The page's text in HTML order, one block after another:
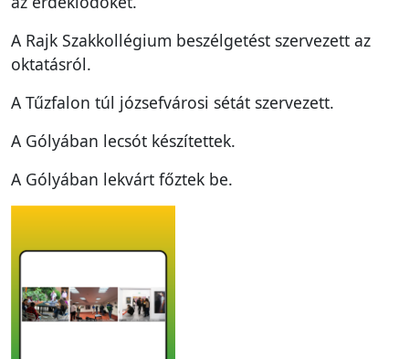
A Rajk Szakkollégium beszélgetést szervezett az
oktatásról.
A Tűzfalon túl józsefvárosi sétát szervezett.
A Gólyában lecsót készítettek.
A Gólyában lekvárt főztek be.